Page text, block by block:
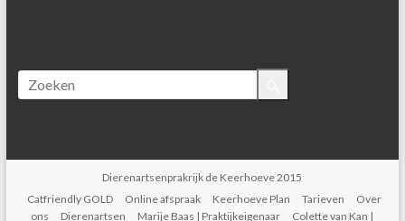
Dierenartsenprakrijk de Keerhoeve 2015
Catfriendly GOLD
Online afspraak Keerhoeve Plan Tarieven
Over
ons
Dierenartsen Marije Baas | Praktijkeigenaar Colette van Kan |